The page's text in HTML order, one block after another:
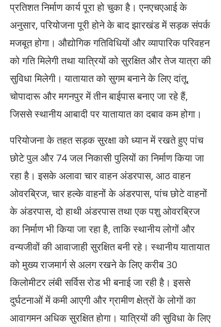
प्रतिशत निर्माण कार्य पूरा हो चुका है। एनएचएआई के
अनुसार, परियोजना पूरी होने के बाद झारखंड में सड़क संपर्क
मजबूत होगा। औद्योगिक गतिविधियों और व्यापारिक परिवहन
को गति मिलेगी तथा यात्रियों को सुरक्षित और तेज यात्रा की
सुविधा मिलेगी। यातायात को सुगम बनाने के लिए दांतू,
चोपादारू और मगनपुर में तीन बाईपास बनाए जा रहे हैं,
जिससे स्थानीय आबादी पर यातायात का दबाव कम होगा।
परियोजना के तहत सड़क सुरक्षा को ध्यान में रखते हुए पांच
छोटे पुल और 74 जल निकासी पुलियों का निर्माण किया जा
रहा है। इसके अलावा चार वाहन अंडरपास, आठ वाहन
ओवरब्रिज, चार हल्के वाहनों के अंडरपास, पांच छोटे वाहनों
के अंडरपास, दो हाथी अंडरपास तथा एक पशु ओवरब्रिज
का निर्माण भी किया जा रहा है, ताकि स्थानीय लोगों और
वन्यजीवों की आवाजाही सुरक्षित बनी रहे। स्थानीय यातायात
को मुख्य राजमार्ग से अलग रखने के लिए करीब 30
किलोमीटर लंबी सर्विस रोड भी बनाई जा रही है। इससे
दुर्घटनाओं में कमी आएगी और ग्रामीण क्षेत्रों के लोगों का
आवागमन अधिक सुरक्षित होगा। यात्रियों की सुविधा के लिए